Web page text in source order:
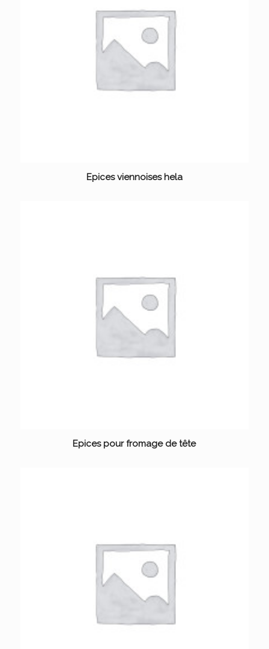
Epices viennoises hela
Epices pour fromage de tête